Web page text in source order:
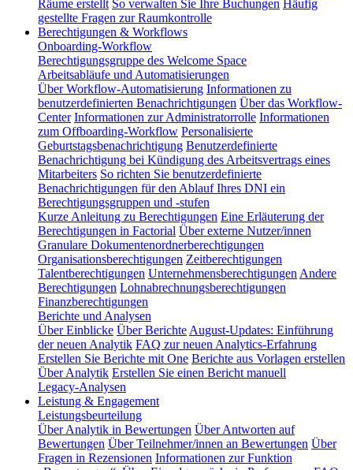
Räume erstellt So verwalten Sie Ihre Buchungen Häufig
gestellte Fragen zur Raumkontrolle
Berechtigungen & Workflows
Onboarding-Workflow
Berechtigungsgruppe des Welcome Space
Arbeitsabläufe und Automatisierungen
Über Workflow-Automatisierung Informationen zu
benutzerdefinierten Benachrichtigungen Über das Workflow-
Center Informationen zur Administratorrolle Informationen
zum Offboarding-Workflow Personalisierte
Geburtstagsbenachrichtigung Benutzerdefinierte
Benachrichtigung bei Kündigung des Arbeitsvertrags eines
Mitarbeiters So richten Sie benutzerdefinierte
Benachrichtigungen für den Ablauf Ihres DNI ein
Berechtigungsgruppen und -stufen
Kurze Anleitung zu Berechtigungen Eine Erläuterung der
Berechtigungen in Factorial Über externe Nutzer/innen
Granulare Dokumentenordnerberechtigungen
Organisationsberechtigungen Zeitberechtigungen
Talentberechtigungen Unternehmensberechtigungen Andere
Berechtigungen Lohnabrechnungsberechtigungen
Finanzberechtigungen
Berichte und Analysen
Über Einblicke Über Berichte August-Updates: Einführung
der neuen Analytik FAQ zur neuen Analytics-Erfahrung
Erstellen Sie Berichte mit One Berichte aus Vorlagen erstellen
Über Analytik Erstellen Sie einen Bericht manuell
Legacy-Analysen
Leistung & Engagement
Leistungsbeurteilung
Über Analytik in Bewertungen Über Antworten auf
Bewertungen Über Teilnehmer/innen an Bewertungen Über
Fragen in Rezensionen Informationen zur Funktion